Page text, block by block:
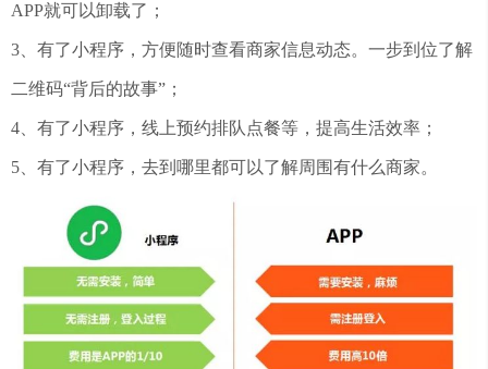
APP就可以卸载了；
3、有了小程序，方便随时查看商家信息动态。一步到位了解
二维码“背后的故事”；
4、有了小程序，线上预约排队点餐等，提高生活效率；
5、有了小程序，去到哪里都可以了解周围有什么商家。